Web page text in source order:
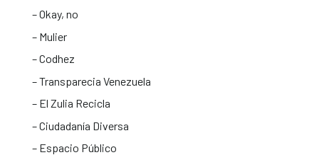
– Okay, no
– ⁠Mulier
– ⁠Codhez
– ⁠Transparecia Venezuela
– ⁠El Zulia Recicla
– ⁠Ciudadanía Diversa
– ⁠Espacio Público